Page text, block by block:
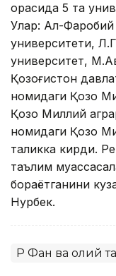
орасида 5 та
Улар: Ал-Фаробий
университети,
университет,
Қозоғистон
номидаги Қозоқ
Қозоқ Миллий
номидаги Қозоқ
таликка кирди.
таълим
бораётганини
Нурбек.
ҚР Фан ва олий